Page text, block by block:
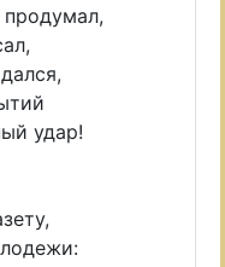
удар!